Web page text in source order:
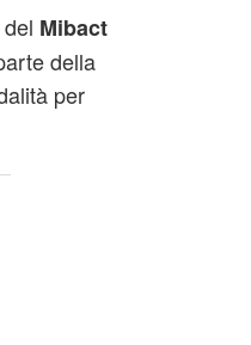
Mibact
della
per